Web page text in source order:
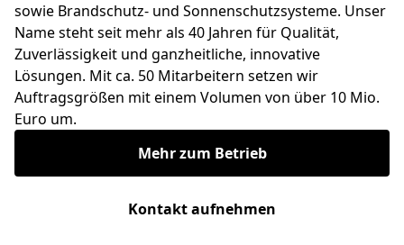
sowie Brandschutz- und Sonnenschutzsysteme. Unser
Name steht seit mehr als 40 Jahren für Qualität,
Zuverlässigkeit und ganzheitliche, innovative
Lösungen. Mit ca. 50 Mitarbeitern setzen wir
Auftragsgrößen mit einem Volumen von über 10 Mio.
Euro um.
Mehr zum Betrieb
Kontakt aufnehmen